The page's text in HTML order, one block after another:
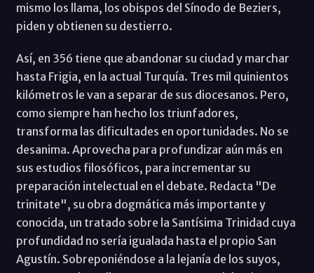
mismo los llama, los obispos del Sínodo de Beziers,
piden y obtienen su destierro.
Así, en 356 tiene que abandonar su ciudad y marchar
hasta Frigia, en la actual Turquía. Tres mil quinientos
kilómetros le van a separar de sus diocesanos. Pero,
como siempre han hecho los triunfadores,
transforma las dificultades en oportunidades. No se
desanima. Aprovecha para profundizar aún más en
sus estudios filosóficos, para incrementar su
preparación intelectual en el debate. Redacta "De
trinitate", su obra dogmática más importante y
conocida, un tratado sobre la Santísima Trinidad cuya
profundidad no sería igualada hasta el propio San
Agustín. Sobreponiéndose a la lejanía de los suyos,